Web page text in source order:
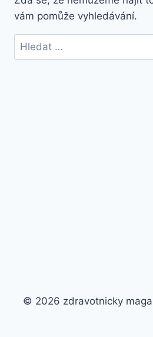
vám pomůže vyhledávání.
Vyhledávání
© 2026 zdravotnicky